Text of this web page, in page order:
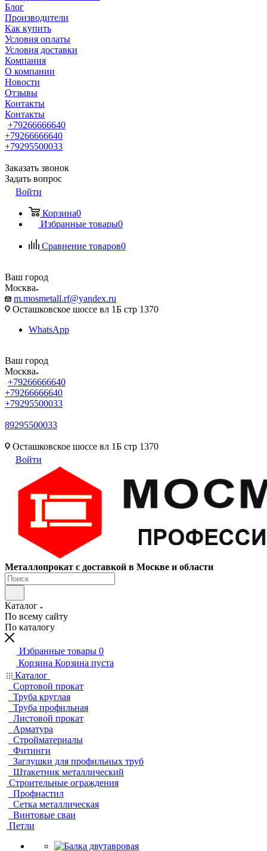
Блог
Производители
Как купить
Условия оплаты
Условия доставки
Компания
О компании
Новости
Отзывы
Контакты
Контакты
+79266666640
+79266666640
+79295500033
Заказать звонок
Задать вопрос
Войти
Корзина0
Избранные товары0
Сравнение товаров0
Ваш город
Москва
m.mosmetall.rf@yandex.ru
Осташковское шоссе вл 1Б стр 1370
WhatsApp
Ваш город
Москва
+79266666640
+79266666640
+79295500033
89295500033
Осташковское шоссе вл 1Б стр 1370
Войти
Металлопрокат с доставкой в Москве и области
Каталог
По всему сайту
По каталогу
Избранные товары 0
Корзина Корзина пуста
Каталог
Сортовой прокат
Труба круглая
Труба профильная
Листовой прокат
Арматура
Стройматериалы
Фитинги
Заглушки для профильных труб
Штакетник металлический
Строительные ограждения
Профнастил
Сетка металлическая
Винтовые сваи
Петли